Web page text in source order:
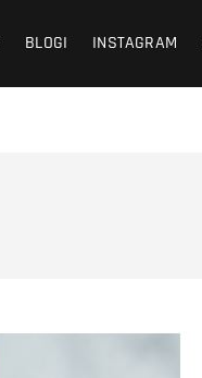
BLOGI INSTAGRAM